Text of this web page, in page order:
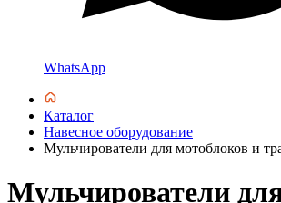
WhatsApp
Каталог
Навесное оборудование
Мульчирователи для мотоблоков и
Мульчирователи